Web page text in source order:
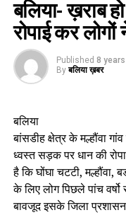
बलिया- ख़राब
रोपाई कर लोगों
Published 8
By बलिया ख़बर
बलिया
बांसडीह क्षेत्र के मल्हौंवा
ध्वस्त सड़क पर धान की
है कि घोंघा चटटी, मल्हौंवा,
के लिए लोग पिछले पांच
बावजूद इसके जिला